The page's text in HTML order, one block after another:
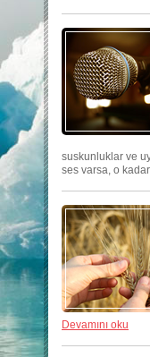
suskunluklar ve
ses varsa, o
Devamını oku